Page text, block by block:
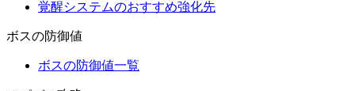
覚醒システムのおすすめ強化先
ボスの防御値
ボスの防御値一覧